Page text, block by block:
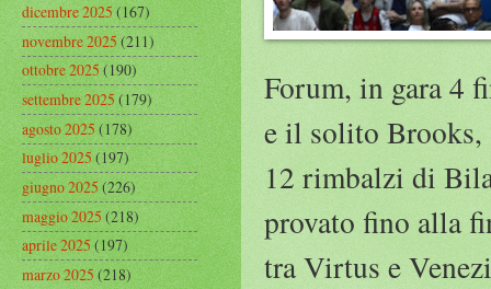
Forum, in gara 4
e il solito Brooks,
12 rimbalzi di
provato fino alla
tra Virtus e
dicembre 2025(167)
novembre 2025(211)
ottobre 2025(190)
settembre 2025(179)
agosto 2025(178)
luglio 2025(197)
giugno 2025(226)
maggio 2025(218)
aprile 2025(197)
marzo 2025(218)